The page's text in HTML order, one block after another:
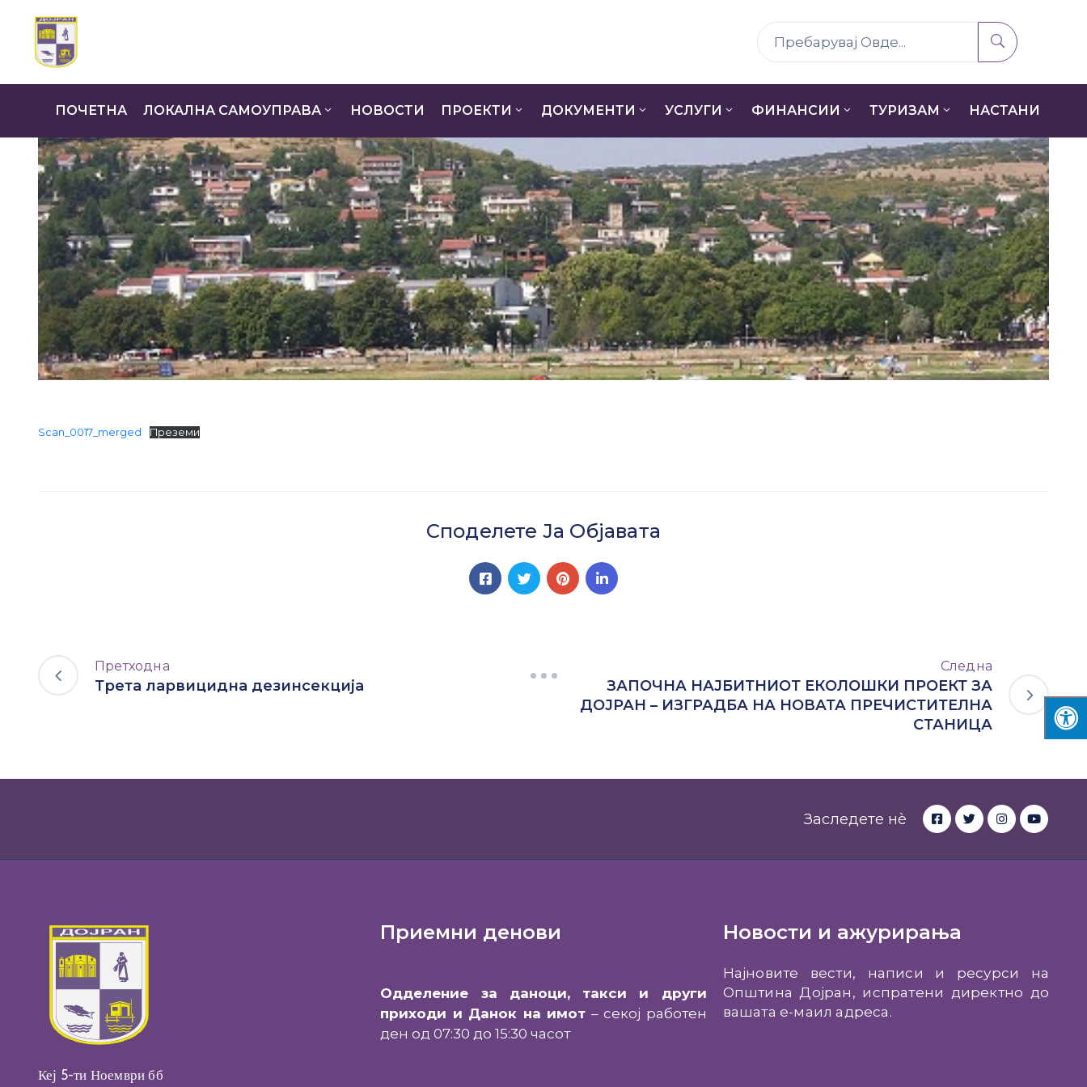
ПОЧЕТНА ЛОКАЛНА САМОУПРАВА НОВОСТИ ПРОЕКТИ ДОКУМЕНТИ УСЛУГИ ФИНАНСИИ ТУРИЗАМ НАСТАНИ
Scan_0017_merged Преземи
Споделете Ја Објавата
Претходна
Трета ларвицидна дезинсекција
Следна
ЗАПОЧНА НАЈБИТНИОТ ЕКОЛОШКИ ПРОЕКТ ЗА
ДОЈРАН – ИЗГРАДБА НА НОВАТА ПРЕЧИСТИТЕЛНА
СТАНИЦА
Заследете нè
Кеј 5-ти Ноември бб
Приемни денови
Одделение за даноци, такси и други
приходи и Данок на имот – секој работен
ден од 07:30 до 15:30 часот
Новости и ажурирања
Најновите вести, написи и ресурси на
Општина Дојран, испратени директно до
вашата е-маил адреса.